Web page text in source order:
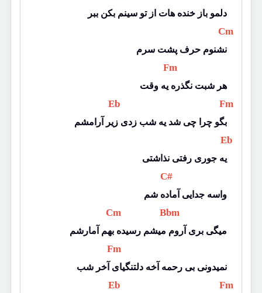
دلمو باز خنده هات از تو سینم بکن ببر
Cm
نشنوم حرف پشت سرم
Fm
هر شبت نگذره یه وقت
Eb Fm
بگو چرا چی شد یه شب زدی زیر آرامشم
Eb
یه جوری رفتی نذاشتی
C#
واسه جدایی آماده شم
Cm Bbm
میگی بری آروم میشم رسیده بهم آمارشم
Fm
نمیدونی بی رحمه آخه دلتنگیای آخر شب
Eb Fm